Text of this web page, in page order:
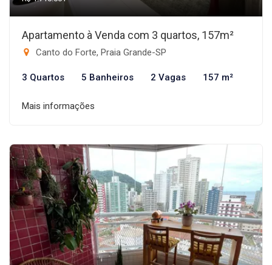
Apartamento à Venda com 3 quartos, 157m²
Canto do Forte, Praia Grande-SP
3 Quartos 5 Banheiros 2 Vagas 157 m²
Mais informações